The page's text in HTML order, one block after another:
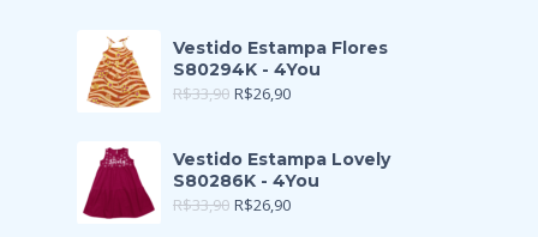
Vestido Estampa Flores
S80294K - 4You
R$33,90 R$26,90
Vestido Estampa Lovely
S80286K - 4You
R$33,90 R$26,90